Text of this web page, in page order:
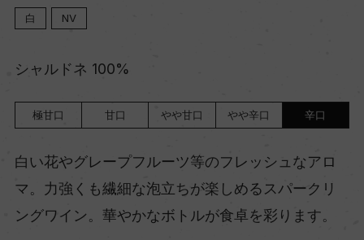
白 NV
シャルドネ 100%
極甘口 甘口 やや甘口 やや辛口 辛口
白い花やグレープフルーツ等のフレッシュなアロ
マ。力強くも繊細な泡立ちが楽しめるスパークリ
ングワイン。華やかなボトルが食卓を彩ります。